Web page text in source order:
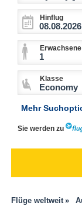
Hinflug
Erwachsene
1
Klasse
Economy
Mehr
Sie werden zu
Flüge weltweit